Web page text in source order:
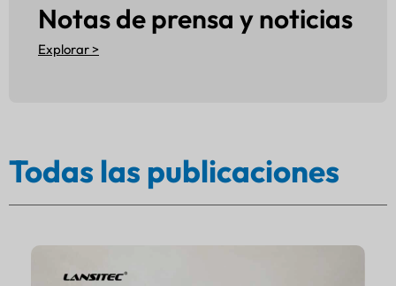
Notas de prensa y noticias
Explorar >
Todas las publicaciones